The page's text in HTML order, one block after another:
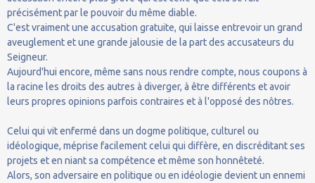
précisément par le pouvoir du même diable.
C'est vraiment une accusation gratuite, qui laisse entrevoir un grand
aveuglement et une grande jalousie de la part des accusateurs du
Seigneur.
Aujourd'hui encore, même sans nous rendre compte, nous coupons à
la racine les droits des autres à diverger, à être différents et avoir
leurs propres opinions parfois contraires et à l'opposé des nôtres.
Celui qui vit enfermé dans un dogme politique, culturel ou
idéologique, méprise facilement celui qui diffère, en discréditant ses
projets et en niant sa compétence et même son honnêteté.
Alors, son adversaire en politique ou en idéologie devient un ennemi